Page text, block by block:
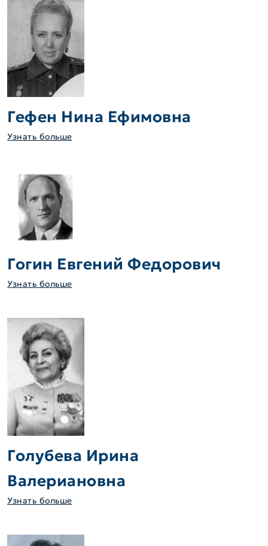
Гефен Нина Ефимовна
Узнать больше
Гогин Евгений Федорович
Узнать больше
Голубева Ирина
Валериановна
Узнать больше